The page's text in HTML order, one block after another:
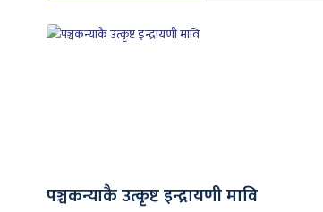
पञ्चकन्याकै उत्कृष्ट इन्द्रायणी मावि